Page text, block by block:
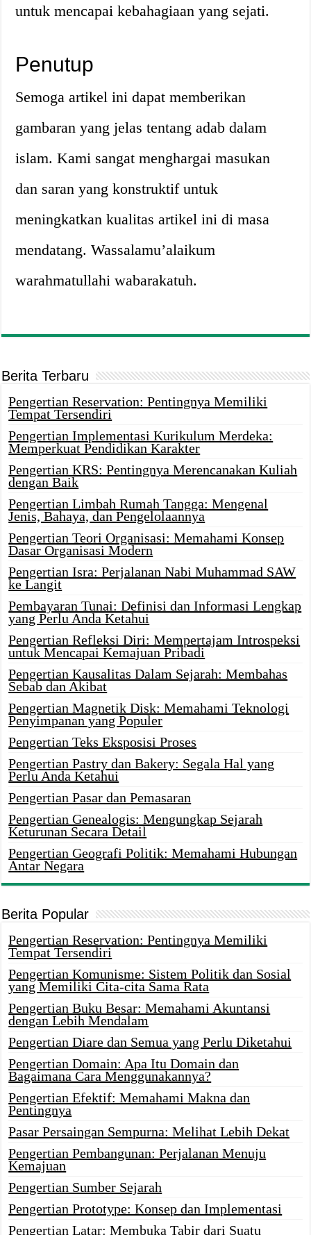
untuk mencapai kebahagiaan yang sejati.
Penutup
Semoga artikel ini dapat memberikan
gambaran yang jelas tentang adab dalam
islam. Kami sangat menghargai masukan
dan saran yang konstruktif untuk
meningkatkan kualitas artikel ini di masa
mendatang. Wassalamu’alaikum
warahmatullahi wabarakatuh.
Berita Terbaru
Pengertian Reservation: Pentingnya Memiliki
Tempat Tersendiri
Pengertian Implementasi Kurikulum Merdeka:
Memperkuat Pendidikan Karakter
Pengertian KRS: Pentingnya Merencanakan Kuliah
dengan Baik
Pengertian Limbah Rumah Tangga: Mengenal
Jenis, Bahaya, dan Pengelolaannya
Pengertian Teori Organisasi: Memahami Konsep
Dasar Organisasi Modern
Pengertian Isra: Perjalanan Nabi Muhammad SAW
ke Langit
Pembayaran Tunai: Definisi dan Informasi Lengkap
yang Perlu Anda Ketahui
Pengertian Refleksi Diri: Mempertajam Introspeksi
untuk Mencapai Kemajuan Pribadi
Pengertian Kausalitas Dalam Sejarah: Membahas
Sebab dan Akibat
Pengertian Magnetik Disk: Memahami Teknologi
Penyimpanan yang Populer
Pengertian Teks Eksposisi Proses
Pengertian Pastry dan Bakery: Segala Hal yang
Perlu Anda Ketahui
Pengertian Pasar dan Pemasaran
Pengertian Genealogis: Mengungkap Sejarah
Keturunan Secara Detail
Pengertian Geografi Politik: Memahami Hubungan
Antar Negara
Berita Popular
Pengertian Reservation: Pentingnya Memiliki
Tempat Tersendiri
Pengertian Komunisme: Sistem Politik dan Sosial
yang Memiliki Cita-cita Sama Rata
Pengertian Buku Besar: Memahami Akuntansi
dengan Lebih Mendalam
Pengertian Diare dan Semua yang Perlu Diketahui
Pengertian Domain: Apa Itu Domain dan
Bagaimana Cara Menggunakannya?
Pengertian Efektif: Memahami Makna dan
Pentingnya
Pasar Persaingan Sempurna: Melihat Lebih Dekat
Pengertian Pembangunan: Perjalanan Menuju
Kemajuan
Pengertian Sumber Sejarah
Pengertian Prototype: Konsep dan Implementasi
Pengertian Latar: Membuka Tabir dari Suatu